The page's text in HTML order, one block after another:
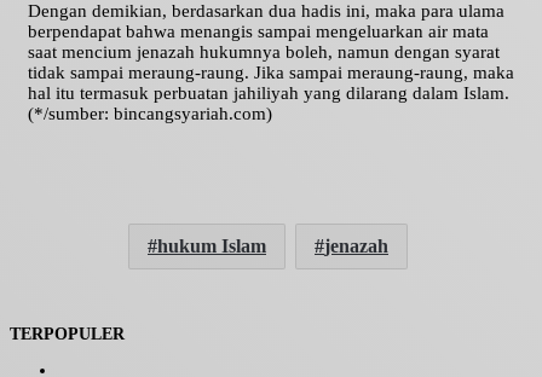
Dengan demikian, berdasarkan dua hadis ini, maka para ulama
berpendapat bahwa menangis sampai mengeluarkan air mata
saat mencium jenazah hukumnya boleh, namun dengan syarat
tidak sampai meraung-raung. Jika sampai meraung-raung, maka
hal itu termasuk perbuatan jahiliyah yang dilarang dalam Islam.
(*/sumber: bincangsyariah.com)
hukum Islam jenazah
TERPOPULER